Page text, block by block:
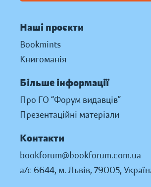
Наші проєкти
Bookmints
Книгоманія
Більше інформації
Про ГО “Форум видавців”
Презентаційні матеріали
Контакти
bookforum@bookforum.com.ua
а/с 6644, м. Львів, 79005,